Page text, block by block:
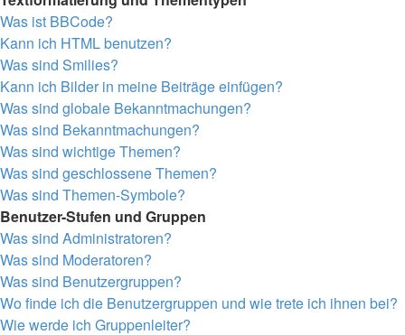
Was ist BBCode?
Kann ich HTML benutzen?
Was sind Smilies?
Kann ich Bilder in meine Beiträge einfügen?
Was sind globale Bekanntmachungen?
Was sind Bekanntmachungen?
Was sind wichtige Themen?
Was sind geschlossene Themen?
Was sind Themen-Symbole?
Benutzer-Stufen und Gruppen
Was sind Administratoren?
Was sind Moderatoren?
Was sind Benutzergruppen?
Wo finde ich die Benutzergruppen und wie trete ich ihnen bei?
Wie werde ich Gruppenleiter?